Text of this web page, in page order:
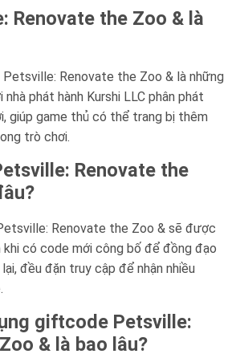
Renovate the Zoo & là
Petsville: Renovate the Zoo & là những
phát hành Kurshi LLC phân phát
giúp game thủ có thể trang bị thêm
trò chơi.
Renovate the
Renovate the Zoo & sẽ được
có code mới công bố để đồng đạo
đều đặn truy cập để nhận nhiều
giftcode Petsville:
& là bao lâu?